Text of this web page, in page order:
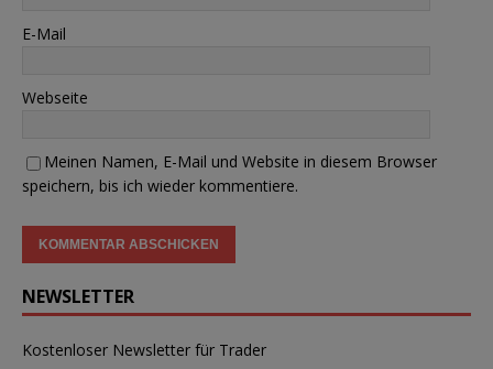
E-Mail
Webseite
Meinen Namen, E-Mail und Website in diesem Browser
speichern, bis ich wieder kommentiere.
NEWSLETTER
Kostenloser Newsletter für Trader